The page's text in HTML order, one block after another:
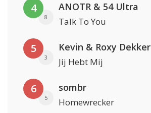
4
8
ANOTR & 54 Ultra
Talk To You
5
3
Kevin & Roxy Dekker
Jij Hebt Mij
6
5
sombr
Homewrecker